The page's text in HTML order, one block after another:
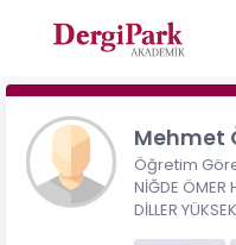
Mehmet
Öğretim
NİĞDE ÖMER
DİLLER